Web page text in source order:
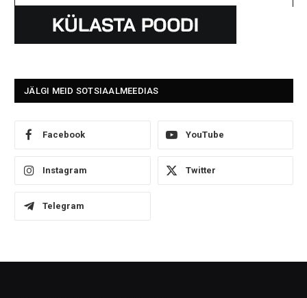
JÄLGI MEID SOTSIAALMEEDIAS
Facebook YouTube
Instagram Twitter
Telegram